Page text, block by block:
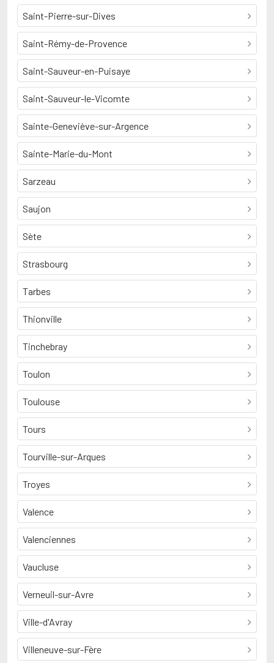
Saint-Pierre-sur-Dives
Saint-Rémy-de-Provence
Saint-Sauveur-en-Puisaye
Saint-Sauveur-le-Vicomte
Sainte-Geneviève-sur-Argence
Sainte-Marie-du-Mont
Sarzeau
Saujon
Sète
Strasbourg
Tarbes
Thionville
Tinchebray
Toulon
Toulouse
Tours
Tourville-sur-Arques
Troyes
Valence
Valenciennes
Vaucluse
Verneuil-sur-Avre
Ville-d'Avray
Villeneuve-sur-Fère